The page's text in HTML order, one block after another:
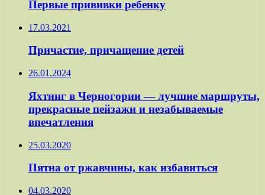
Первые прививки ребенку
17.03.2021
Причастие, причащение детей
26.01.2024
Яхтинг в Черногории — лучшие маршруты,
прекрасные пейзажи и незабываемые
впечатления
25.03.2020
Пятна от ржавчины, как избавиться
04.03.2020